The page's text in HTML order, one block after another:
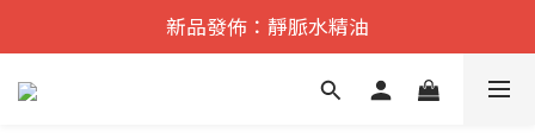
遠紅外舒痛·理療    香港No.1
新品發佈：靜脈水精油
遠紅外舒痛·理療    香港No.1